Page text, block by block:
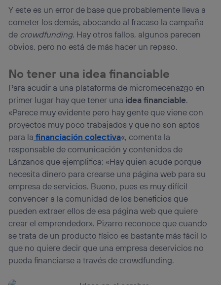
Y este es un error de base que probablemente lleva a
cometer los demás, abocando al fracaso la campaña
de crowdfunding. Hay otros fallos, algunos parecen
obvios, pero no está de más hacer un repaso.
No tener una idea financiable
Para acudir a una plataforma de micromecenazgo en
primer lugar hay que tener una idea financiable.
«Parece muy evidente pero hay gente que viene con
proyectos muy poco trabajados y que no son aptos
para la financiación colectiva«, comenta la
responsable de comunicación y contenidos de
Lánzanos que ejemplifica: «Hay quien acude porque
necesita dinero para crearse una página web para su
empresa de servicios. Bueno, pues es muy difícil
convencer a la comunidad de los beneficios que
pueden extraer ellos de esa página web que quiere
crear el emprendedor». Pizarro reconoce que cuando
se trata de un producto físico es bastante más fácil lo
que no quiere decir que una empresa deservicios no
pueda financiarse a través de crowdfunding.
política de privacidad de Utiq